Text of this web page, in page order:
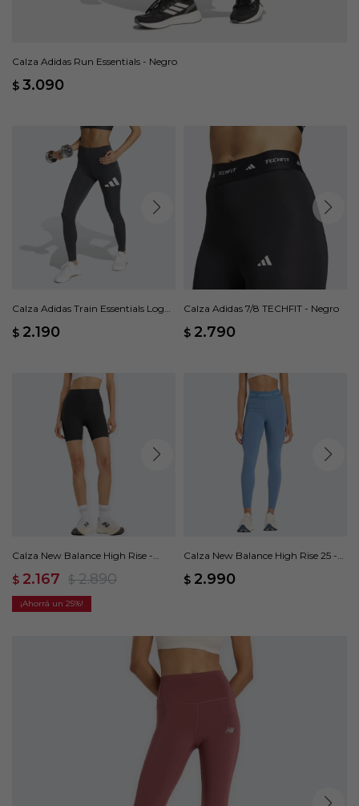
Calza Adidas Run Essentials - Negro
$ 3.090
Calza Adidas Train Essentials Logo
$ 2.190
Calza Adidas 7/8 TECHFIT - Negro
$ 2.790
Calza New Balance High Rise -
$ 2.167 $ 2.890
25
Calza New Balance High Rise 25 -
$ 2.990